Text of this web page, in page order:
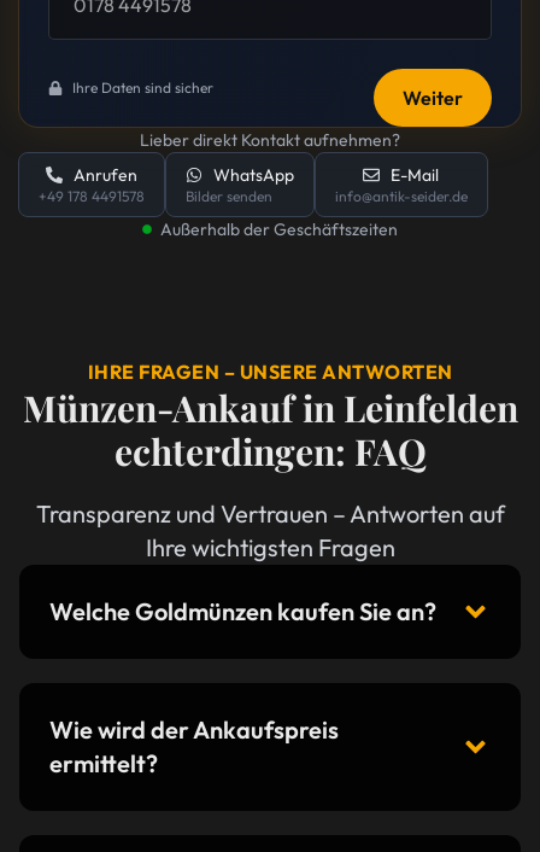
Weiter
Ihre Daten sind sicher
Lieber direkt Kontakt aufnehmen?
Anrufen
+49 178 4491578
WhatsApp
Bilder senden
E-Mail
info@antik-seider.de
Außerhalb der Geschäftszeiten
IHRE FRAGEN – UNSERE ANTWORTEN
Münzen-Ankauf in Leinfelden
echterdingen: FAQ
Transparenz und Vertrauen – Antworten auf
Ihre wichtigsten Fragen
Welche Goldmünzen kaufen Sie an?
Wie wird der Ankaufspreis
ermittelt?